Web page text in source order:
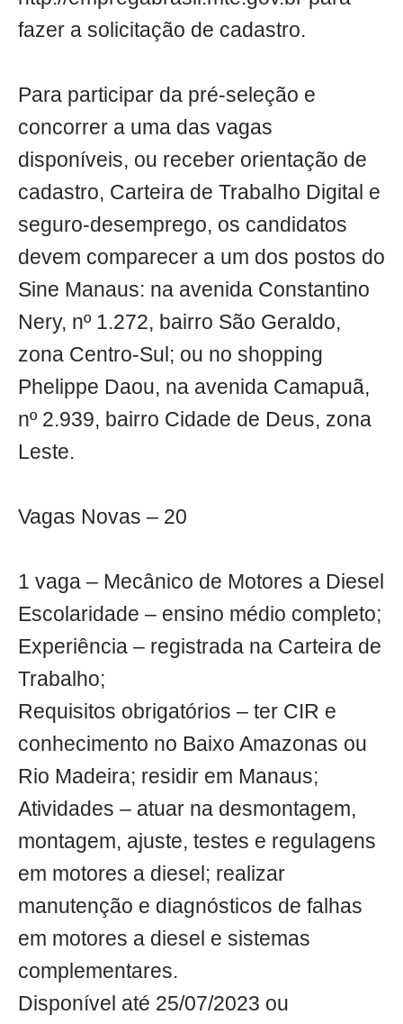
fazer a solicitação de cadastro.
Para participar da pré-seleção e
concorrer a uma das vagas
disponíveis, ou receber orientação de
cadastro, Carteira de Trabalho Digital e
seguro-desemprego, os candidatos
devem comparecer a um dos postos do
Sine Manaus: na avenida Constantino
Nery, nº 1.272, bairro São Geraldo,
zona Centro-Sul; ou no shopping
Phelippe Daou, na avenida Camapuã,
nº 2.939, bairro Cidade de Deus, zona
Leste.
Vagas Novas – 20
1 vaga – Mecânico de Motores a Diesel
Escolaridade – ensino médio completo;
Experiência – registrada na Carteira de
Trabalho;
Requisitos obrigatórios – ter CIR e
conhecimento no Baixo Amazonas ou
Rio Madeira; residir em Manaus;
Atividades – atuar na desmontagem,
montagem, ajuste, testes e regulagens
em motores a diesel; realizar
manutenção e diagnósticos de falhas
em motores a diesel e sistemas
complementares.
Disponível até 25/07/2023 ou